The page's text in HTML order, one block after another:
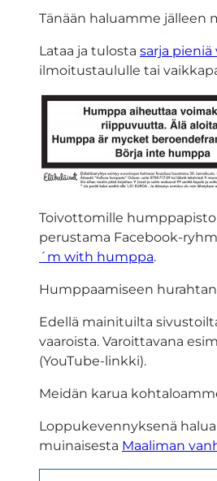
Tänään haluamme
Lataa ja tulosta sarja
ilmoitustaululle tai
Toivottomille
perustama Facebook-
´m with humppa.
Humppaamiseen
Edellä mainituilta
vaaroista. Varoittavana
(YouTube-linkki).
Meidän karua
Loppukevennyksenä
muinaisesta Maaliman